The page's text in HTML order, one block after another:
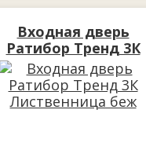
Входная дверь
Ратибор Тренд 3К
Лиственница беж